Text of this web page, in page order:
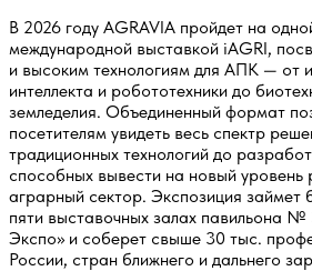
В 2026 году AGRAVIA пройдет на
международной выставкой iAGRI,
и высоким технологиям для АПК — от
интеллекта и робототехники до
земледелия. Объединенный формат
посетителям увидеть весь спектр
традиционных технологий до
способных вывести на новый уровень
аграрный сектор. Экспозиция займет
пяти выставочных залах павильона
Экспо» и соберет свыше 30 тыс.
России, стран ближнего и дальнего